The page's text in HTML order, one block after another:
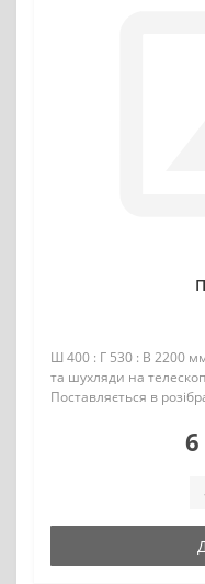
Ш 400 : Г 530 : В 2200
та шухляди на
Поставляється в